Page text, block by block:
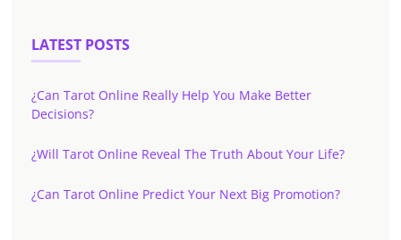
LATEST POSTS
¿Can Tarot Online Really Help You Make Better
Decisions?
¿Will Tarot Online Reveal The Truth About Your Life?
¿Can Tarot Online Predict Your Next Big Promotion?